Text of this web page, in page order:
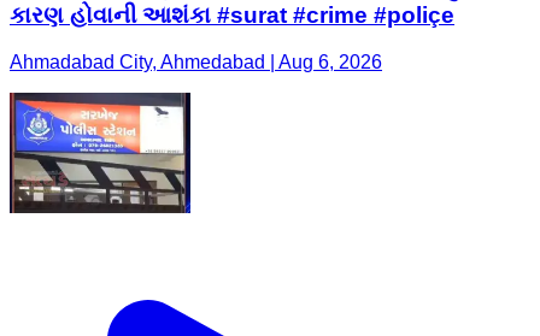
કારણ હોવાની આશંકા #surat #crime #poliçe
Ahmadabad City, Ahmedabad | Aug 6, 2026